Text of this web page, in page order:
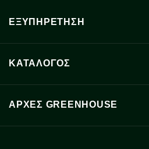
ΕΞΥΠΗΡΕΤΗΣΗ
ΚΑΤΑΛΟΓΟΣ
ΑΡΧΈΣ GREENHOUSE